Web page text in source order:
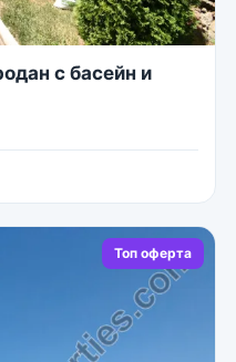
с басейн и
Топ оферта